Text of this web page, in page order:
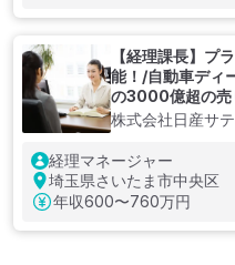
【経理課長】プ
能！/自動車ディ
の3000億超の売
株式会社日産サ
経理マネージャー
埼玉県さいたま市中央区
年収600〜760万円